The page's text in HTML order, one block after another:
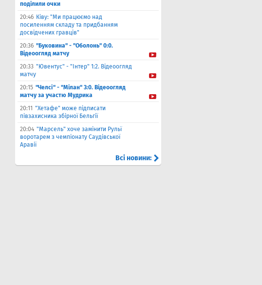
поділили очки
20:46 Ківу: "Ми працюємо над
посиленням складу та придбанням
досвідчених гравців"
20:36 "Буковина" - "Оболонь" 0:0.
Відеоогляд матчу
20:33 "Ювентус" - "Інтер" 1:2. Відеоогляд
матчу
20:15 "Челсі" - "Мілан" 3:0. Відеоогляд
матчу за участю Мудрика
20:11 "Хетафе" може підписати
півзахисника збірної Бельгії
20:04 "Марсель" хоче замінити Рульї
воротарем з чемпіонату Саудівської
Аравії
Всі новини: